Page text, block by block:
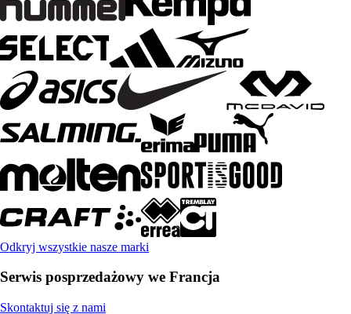
Odkryj wszystkie nasze marki
Serwis posprzedażowy we Francja
Skontaktuj się z nami